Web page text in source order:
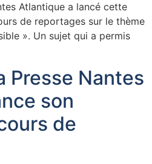
Atlantique a lancé cette
de reportages sur le thème
». Un sujet qui a permis
Presse Nantes
son
de